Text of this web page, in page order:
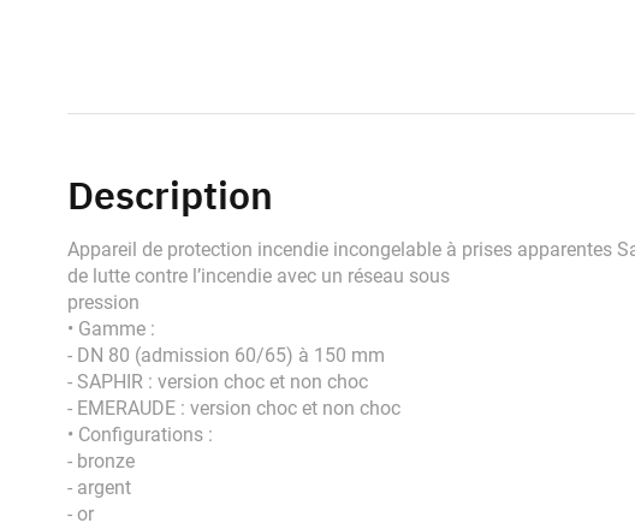
Description
Appareil de protection incendie incongelable à prises apparentes
de lutte contre l’incendie avec un réseau sous
pression
• Gamme :
- DN 80 (admission 60/65) à 150 mm
- SAPHIR : version choc et non choc
- EMERAUDE : version choc et non choc
• Configurations :
- bronze
- argent
- or